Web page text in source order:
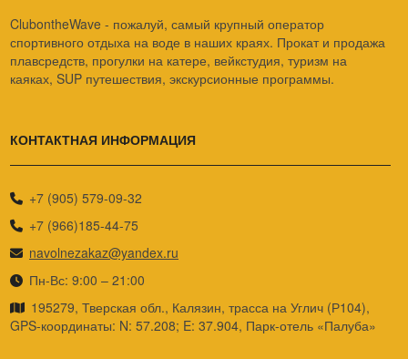
ClubontheWave - пожалуй, самый крупный оператор
спортивного отдыха на воде в наших краях. Прокат и продажа
плавсредств, прогулки на катере, вейкстудия, туризм на
каяках, SUP путешествия, экскурсионные программы.
КОНТАКТНАЯ ИНФОРМАЦИЯ
+7 (905) 579-09-32
+7 (966)185-44-75
navolnezakaz@yandex.ru
Пн-Вс: 9:00 – 21:00
195279, Тверская обл., Калязин, трасса на Углич (Р104),
GPS-координаты: N: 57.208; E: 37.904, Парк-отель «Палуба»